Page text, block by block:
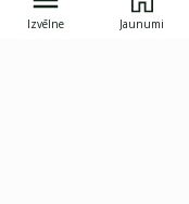
Izvēlne Jaunumi